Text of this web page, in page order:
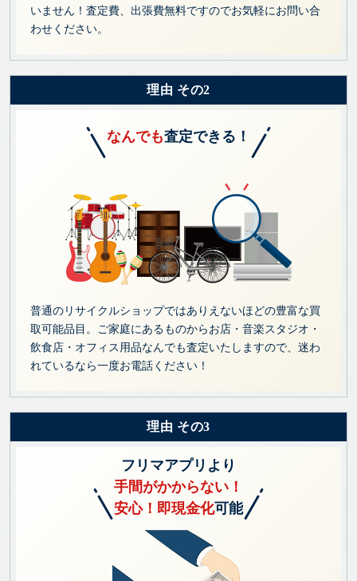
いません！査定費、出張費無料ですのでお気軽にお問い合
わせください。
理由 その2
なんでも査定できる！
普通のリサイクルショップではありえないほどの豊富な買
取可能品目。ご家庭にあるものからお店・音楽スタジオ・
飲食店・オフィス用品なんでも査定いたしますので、迷わ
れているなら一度お電話ください！
理由 その3
フリマアプリより
手間がかからない！
安心！即現金化可能